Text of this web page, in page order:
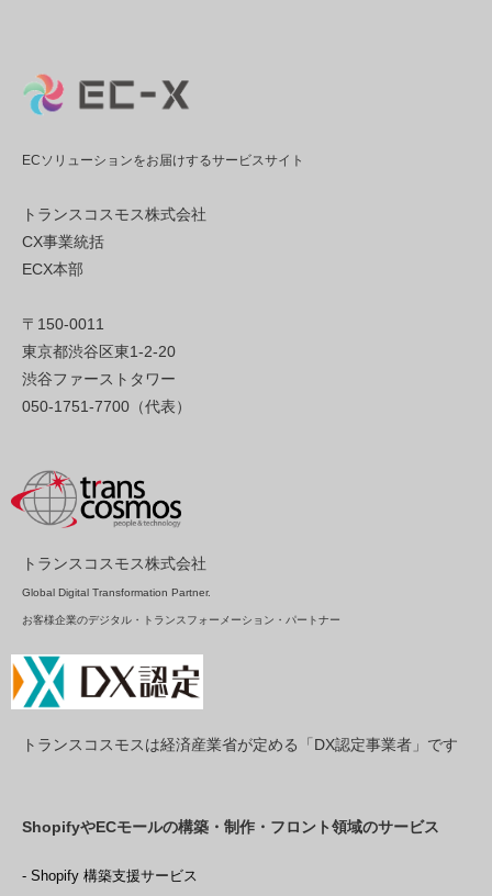
ECソリューションをお届けするサービスサイト
トランスコスモス株式会社
CX事業統括
ECX本部
〒150-0011
東京都渋谷区東1-2-20
渋谷ファーストタワー
050-1751-7700（代表）
トランスコスモス株式会社
Global Digital Transformation Partner.
お客様企業のデジタル・トランスフォーメーション・パートナー
トランスコスモスは経済産業省が定める「DX認定事業者」です
ShopifyやECモールの構築・制作・フロント領域のサービス
- Shopify 構築支援サービス